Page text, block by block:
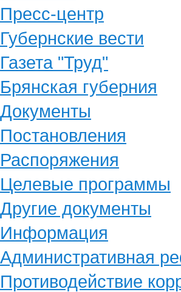
Пресс-центр
Губернские вести
Газета "Труд"
Брянская губерния
Документы
Постановления
Распоряжения
Целевые программы
Другие документы
Информация
Административная
Противодействие